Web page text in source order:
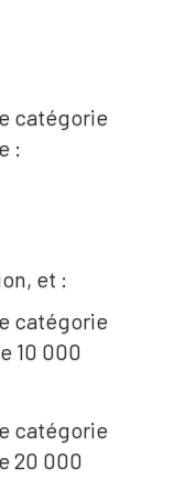
catégorie
:
et :
catégorie
10 000
catégorie
20 000